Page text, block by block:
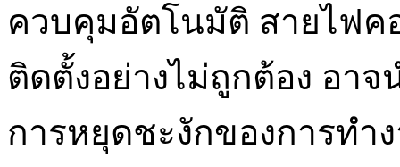
ควบคุมอัตโนมัติ สายไฟค
ติดตั้งอย่างไม่ถูกต้อง อา
การหยุดชะงักของการทำ